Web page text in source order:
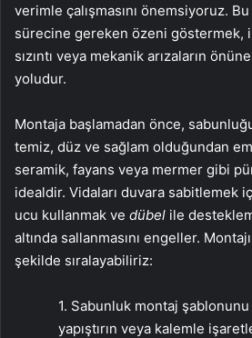
verimle çalışmasını önemsiyoruz.
sürecine gereken özeni göstermek,
sızıntı veya mekanik arızaların
yoludur.
Montaja başlamadan önce,
temiz, düz ve sağlam olduğundan
seramik, fayans veya mermer gibi
idealdir. Vidaları duvara sabitlemek
ucu kullanmak ve dübel ile
altında sallanmasını engeller.
şekilde sıralayabiliriz:
1. Sabunluk montaj
yapıştırın veya kalemle